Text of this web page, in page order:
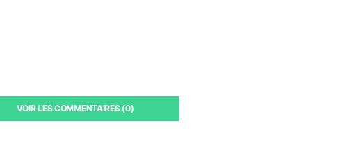
VOIR LES COMMENTAIRES (0)